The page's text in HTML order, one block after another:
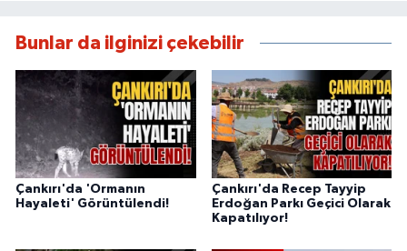
Bunlar da ilginizi çekebilir
Çankırı'da 'Ormanın
Hayaleti' Görüntülendi!
Çankırı'da Recep Tayyip
Erdoğan Parkı Geçici Olarak
Kapatılıyor!